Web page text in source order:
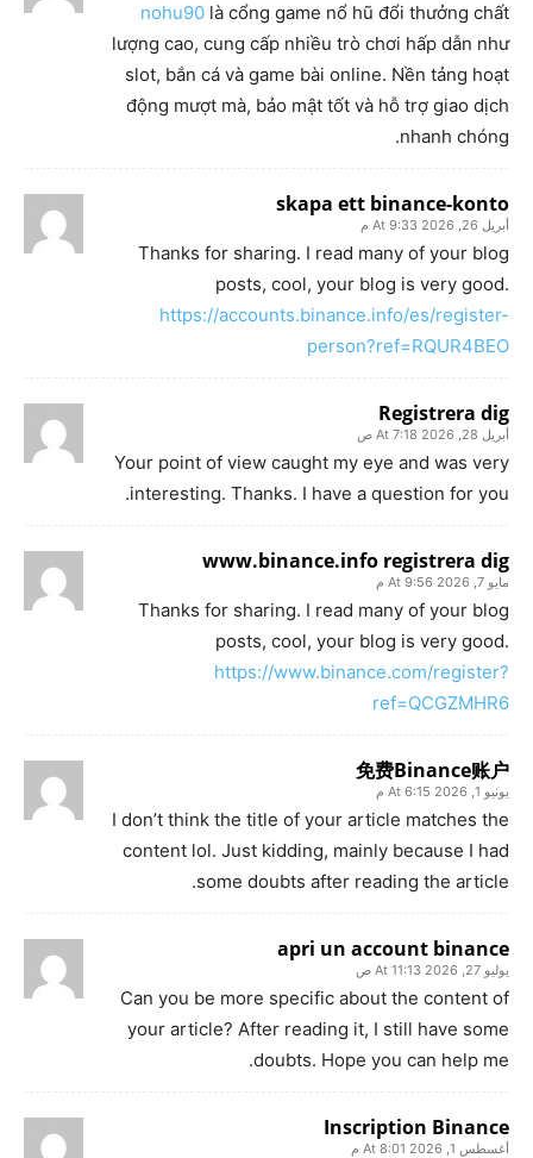
nohu90 là cổng game nổ hũ đổi thưởng chất
lượng cao, cung cấp nhiều trò chơi hấp dẫn như
slot, bắn cá và game bài online. Nền tảng hoạt
động mượt mà, bảo mật tốt và hỗ trợ giao dịch
nhanh chóng.
skapa ett binance-konto
أبريل 26, 2026 At 9:33 م
Thanks for sharing. I read many of your blog
posts, cool, your blog is very good.
https://accounts.binance.info/es/register-
person?ref=RQUR4BEO
Registrera dig
أبريل 28, 2026 At 7:18 ص
Your point of view caught my eye and was very
interesting. Thanks. I have a question for you.
www.binance.info registrera dig
مايو 7, 2026 At 9:56 م
Thanks for sharing. I read many of your blog
posts, cool, your blog is very good.
https://www.binance.com/register?
ref=QCGZMHR6
免费Binance账户
يونيو 1, 2026 At 6:15 م
I don’t think the title of your article matches the
content lol. Just kidding, mainly because I had
some doubts after reading the article.
apri un account binance
يوليو 27, 2026 At 11:13 ص
Can you be more specific about the content of
your article? After reading it, I still have some
doubts. Hope you can help me.
Inscription Binance
أغسطس 1, 2026 At 8:01 م